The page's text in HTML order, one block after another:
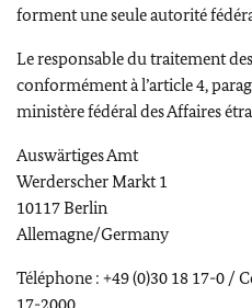
forment une seule autorité
Le responsable du traitement
conformément à l’article 4,
ministère fédéral des Affaires
Auswärtiges Amt
Werderscher Markt 1
10117 Berlin
Allemagne/Germany
Téléphone : +49 (0)30 18 17-0 /